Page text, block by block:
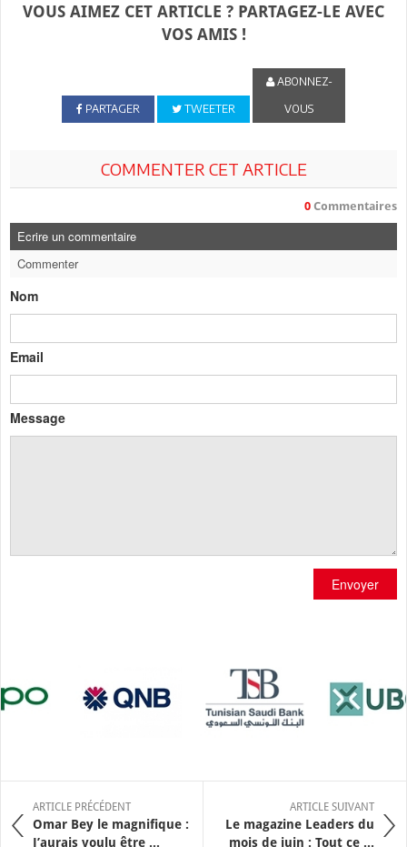
VOUS AIMEZ CET ARTICLE ? PARTAGEZ-LE AVEC
VOS AMIS !
PARTAGER TWEETER
ABONNEZ-
VOUS
COMMENTER CET ARTICLE
0 Commentaires
Ecrire un commentaire
Commenter
Nom
Email
Message
Envoyer
ARTICLE PRÉCÉDENT
Omar Bey le magnifique :
J’aurais voulu être ...
ARTICLE SUIVANT
Le magazine Leaders du
mois de juin : Tout ce ...